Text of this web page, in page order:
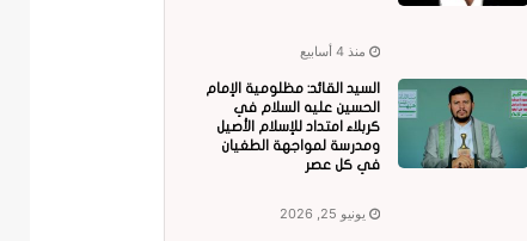
منذ 4 أسابيع
السيد القائد: مظلومية الإمام
الحسين عليه السلام في
كربلاء امتداد للإسلام الأصيل
ومدرسة لمواجهة الطغيان
في كل عصر
يونيو 25, 2026